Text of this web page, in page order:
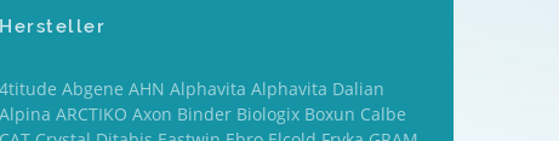
Hersteller
4titude Abgene AHN Alphavita Alphavita Dalian
Alpina ARCTIKO Axon Binder Biologix Boxun Calbe